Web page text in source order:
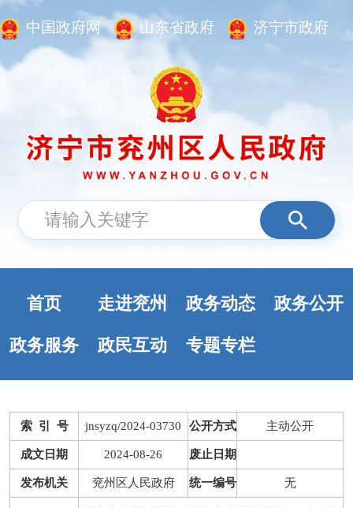
中国政府网 山东省政府 济宁市政府
首页 走进兖州 政务动态 政务公开
政务服务 政民互动 专题专栏
索 引 号 jnsyzq/2024-03730 公开方式 主动公开
成文日期 2024-08-26 废止日期
发布机关 兖州区人民政府 统一编号 无